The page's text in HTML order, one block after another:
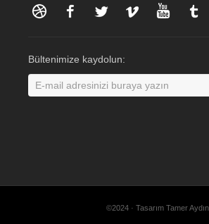
Dribbble FacebookTwitter Vimeo
Bültenimize kaydolun:
©2024 · Tasarım Tamer Aydın